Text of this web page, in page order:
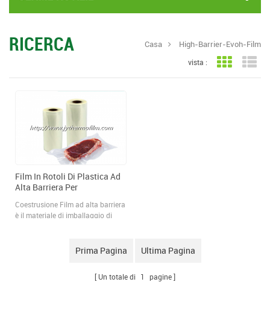
RICERCA Casa High-Barrier-Evoh-Film
vista : Vista a
Film In Rotoli Di Plastica Ad
Alta Barriera Per
Coestrusione Film ad alta barriera
è il materiale di imballaggio di
prodotto. JYTHERMOFILM ,
utilizziamo imballaggi ad alta
l'ossigeno e altri elementi sigillati
Prima Pagina Ultima Pagina
Un totale di 1 pagine